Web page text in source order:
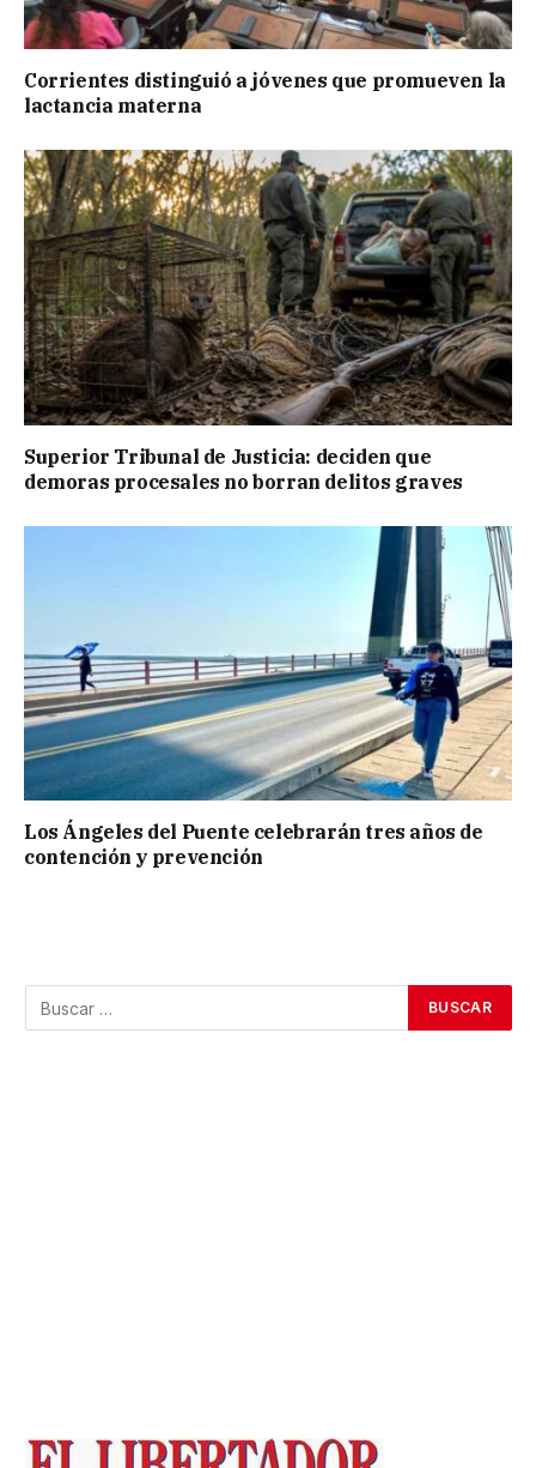
Corrientes distinguió a jóvenes que promueven la
lactancia materna
Superior Tribunal de Justicia: deciden que
demoras procesales no borran delitos graves
Los Ángeles del Puente celebrarán tres años de
contención y prevención